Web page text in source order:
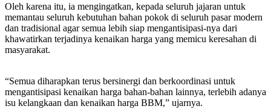
Oleh karena itu, ia mengingatkan, kepada seluruh jajaran untuk
memantau seluruh kebutuhan bahan pokok di seluruh pasar modern
dan tradisional agar semua lebih siap mengantisipasi-nya dari
khawatirkan terjadinya kenaikan harga yang memicu keresahan di
masyarakat.
“Semua diharapkan terus bersinergi dan berkoordinasi untuk
mengantisipasi kenaikan harga bahan-bahan lainnya, terlebih adanya
isu kelangkaan dan kenaikan harga BBM,” ujarnya.